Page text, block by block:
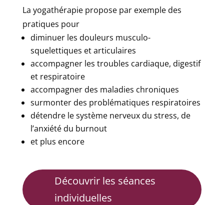
La yogathérapie propose par exemple des
pratiques pour
diminuer les douleurs musculo-
squelettiques et articulaires
accompagner les troubles cardiaque, digestif
et respiratoire
accompagner des maladies chroniques
surmonter des problématiques respiratoires
détendre le système nerveux du stress, de
l’anxiété du burnout
et plus encore
Découvrir les séances
individuelles